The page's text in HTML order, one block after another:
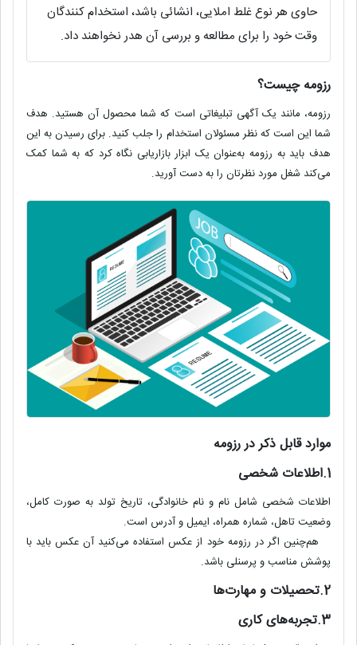
حاوی هر نوع غلط املایی، انشائی باشد، استخدام کنندگان
وقت خود را برای مطالعه و بررسی آن هدر نخواهند داد.
رزومه چیست؟
رزومه‌، مانند یک آگهی تبلیغاتی است که شما محصول آن هستید. هدف
شما این است که نظر مسئولان استخدام را جلب کنید. برای رسیدن به این
هدف باید به رزومه به‌عنوان یک ابزار بازاریابی نگاه کرد که به شما کمک
می‌کند شغل مورد نظرتان را به دست آورید.
موارد قابل ذکر در رزومه
1.اطلاعات شخصی
اطلاعات شخصی شامل نام و نام خانوادگی، تاریخ تولد به صورت کامل،
وضعیت تاهل، شماره همراه، ایمیل و آدرس است.
هم‌چنین اگر در رزومه خود از عکس استفاده می‌کنید آن عکس باید با
پوشش مناسب و پرسنلی باشد.
2.تحصیلات و مهارت‌ها
3.تجربه‌های کاری